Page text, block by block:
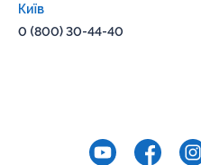
Київ
0 (800) 30-44-40